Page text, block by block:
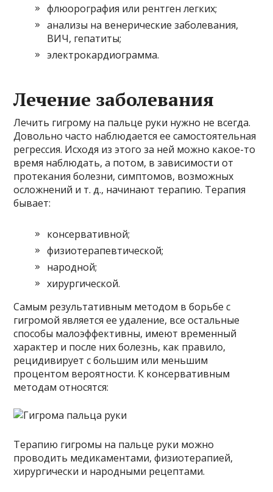
флюорография или рентген легких;
анализы на венерические заболевания,
ВИЧ, гепатиты;
электрокардиограмма.
Лечение заболевания
Лечить гигрому на пальце руки нужно не всегда.
Довольно часто наблюдается ее самостоятельная
регрессия. Исходя из этого за ней можно какое-то
время наблюдать, а потом, в зависимости от
протекания болезни, симптомов, возможных
осложнений и т. д., начинают терапию. Терапия
бывает:
консервативной;
физиотерапевтической;
народной;
хирургической.
Самым результативным методом в борьбе с
гигромой является ее удаление, все остальные
способы малоэффективны, имеют временный
характер и после них болезнь, как правило,
рецидивирует с большим или меньшим
процентом вероятности. К консервативным
методам относятся:
Терапию гигромы на пальце руки можно
проводить медикаментами, физиотерапией,
хирургически и народными рецептами.